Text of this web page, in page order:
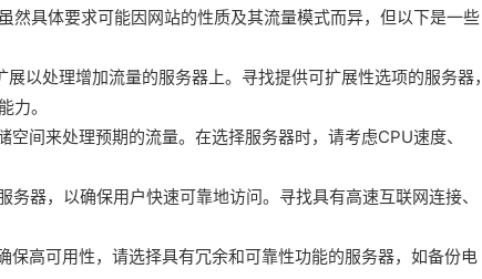
然具体要求可能因网站的性质及其流量模式而异，但以下是一些
以处理增加流量的服务器上。寻找提供可扩展性选项的服务器，
力。
间来处理预期的流量。在选择服务器时，请考虑CPU速度、
器，以确保用户快速可靠地访问。寻找具有高速互联网连接、
高可用性，请选择具有冗余和可靠性功能的服务器，如备份电